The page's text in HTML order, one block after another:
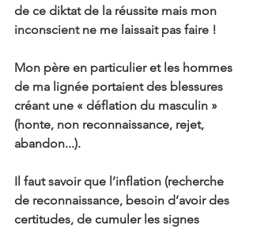
de ce diktat de la réussite mais mon
inconscient ne me laissait pas faire !
Mon père en particulier et les hommes
de ma lignée portaient des blessures
créant une « déflation du masculin »
(honte, non reconnaissance, rejet,
abandon...).
Il faut savoir que l’inflation (recherche
de reconnaissance, besoin d’avoir des
certitudes, de cumuler les signes